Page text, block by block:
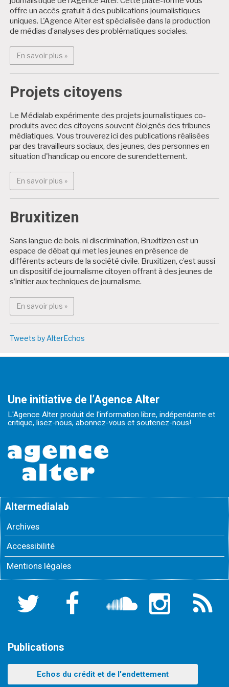
offre un accès gratuit à des publications journalistiques
uniques. L'Agence Alter est spécialisée dans la production
de médias d’analyses des problématiques sociales.
En savoir plus »En savoir plus : Alter Médialab
Projets citoyens
Le Médialab expérimente des projets journalistiques co-
produits avec des citoyens souvent éloignés des tribunes
médiatiques. Vous trouverez ici des publications réalisées
par des travailleurs sociaux, des jeunes, des personnes en
situation d'handicap ou encore de surendettement.
En savoir plus »En savoir plus : Projets citoyens
Bruxitizen
Sans langue de bois, ni discrimination, Bruxitizen est un
espace de débat qui met les jeunes en présence de
différents acteurs de la société civile. Bruxitizen, c’est aussi
un dispositif de journalisme citoyen offrant à des jeunes de
s’initier aux techniques de journalisme.
En savoir plus »En savoir plus : Bruxitizen
Tweets by AlterEchos
Une initiative de l’Agence Alter
L'Agence Alter produit de l'information libre, indépendante et
critique, lisez-nous, abonnez-vous et soutenez-nous!
Altermedialab
Archives
Accessibilité
Mentions légales
Facebook Soundcloud Instagram
RSS
Publications
Echos du crédit et de l'endettement